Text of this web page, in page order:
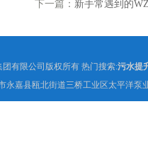
下一篇： 新手常遇到的
团有限公司版权所有 热门搜索:污水提
永嘉县瓯北街道三桥工业区太平洋泵